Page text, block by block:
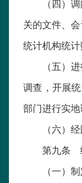
（四）
关的文件、
统计机构统
（五）
调查，开展统
部门进行实地
（六）
第九条
（一）